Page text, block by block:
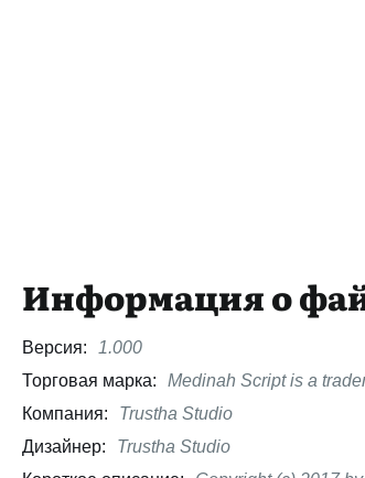
Информация о
Версия:
1.000
Торговая марка:
Medinah Script is a
Компания:
Trustha Studio
Дизайнер:
Trustha Studio